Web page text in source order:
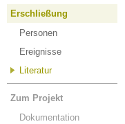
Erschließung
Personen
Ereignisse
Literatur
Zum Projekt
Dokumentation